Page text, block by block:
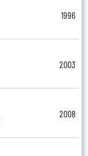
1996
2003
2008